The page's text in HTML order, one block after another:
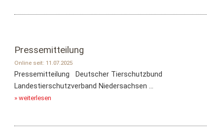
Pressemitteilung
Online seit: 11.07.2025
Pressemitteilung Deutscher Tierschutzbund
Landestierschutzverband Niedersachsen ...
» weiterlesen